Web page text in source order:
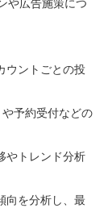
や広告施策につ
ウントごとの投
や予約受付などの
やトレンド分析
向を分析し、最